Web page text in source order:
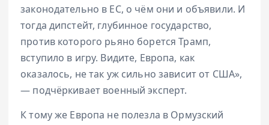
законодательно в ЕС, о чём они и объявили. И
тогда дипстейт, глубинное государство,
против которого рьяно борется Трамп,
вступило в игру. Видите, Европа, как
оказалось, не так уж сильно зависит от США»,
— подчёркивает военный эксперт.
К тому же Европа не полезла в Ормузский